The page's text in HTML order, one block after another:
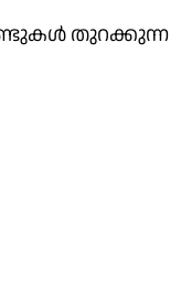
തുറക്കുന്ന